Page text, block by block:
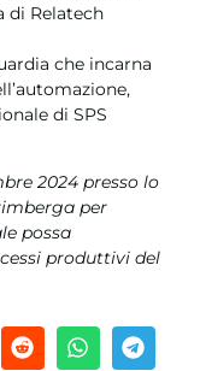
di Relatech
che incarna
di SPS
2024 presso lo
per
possa
produttivi del